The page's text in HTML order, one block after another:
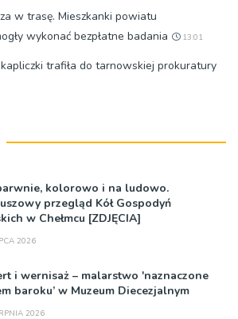
w trasę. Mieszkanki powiatu
wykonać bezpłatne badania
13:01
trafiła do tarnowskiej prokuratury
kolorowo i na ludowo.
przegląd Kół Gospodyń
w Chełmcu [ZDJĘCIA]
2026
i wernisaż – malarstwo 'naznaczone
baroku’ w Muzeum Diecezjalnym
2026